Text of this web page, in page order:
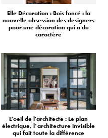
Elle Décoration : Bois foncé : la
nouvelle obsession des designers
pour une décoration qui a du
caractère
L'oeil de l'architecte : Le plan
électrique, l’architecture invisible
qui fait toute la différence